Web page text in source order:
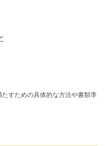
すための具体的な方法や書類準